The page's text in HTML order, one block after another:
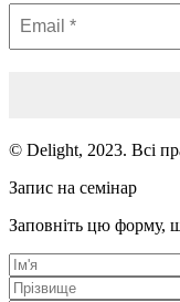
© Delight, 2023. Всі
Запис на семінар
Заповніть цю форму,